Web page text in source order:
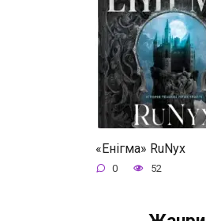
«Енігма» RuNyx
0 52